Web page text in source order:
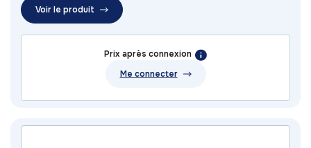
Voir le produit
Prix après connexion
Me connecter